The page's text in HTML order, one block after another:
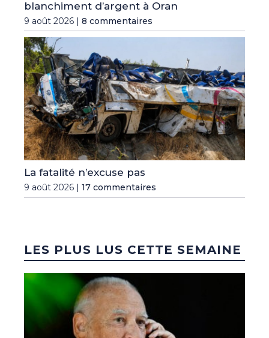
blanchiment d’argent à Oran
9 août 2026 | 8 commentaires
La fatalité n’excuse pas
9 août 2026 | 17 commentaires
LES PLUS LUS CETTE SEMAINE